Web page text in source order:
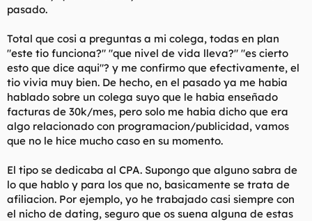
pasado.
Total que cosi a preguntas a mi colega, todas en plan
"este tio funciona?" "que nivel de vida lleva?" "es cierto
esto que dice aqui"? y me confirmo que efectivamente, el
tio vivia muy bien. De hecho, en el pasado ya me habia
hablado sobre un colega suyo que le habia enseñado
facturas de 30k/mes, pero solo me habia dicho que era
algo relacionado con programacion/publicidad, vamos
que no le hice mucho caso en su momento.
El tipo se dedicaba al CPA. Supongo que alguno sabra de
lo que hablo y para los que no, basicamente se trata de
afiliacion. Por ejemplo, yo he trabajado casi siempre con
el nicho de dating, seguro que os suena alguna de estas